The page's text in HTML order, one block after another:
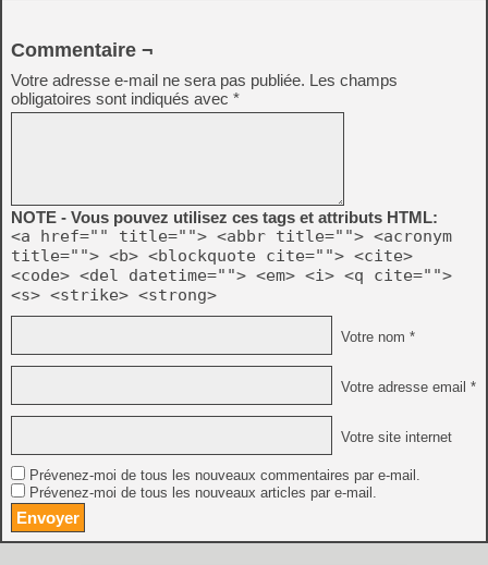
Commentaire ¬
Votre adresse e-mail ne sera pas publiée. Les champs
obligatoires sont indiqués avec *
NOTE - Vous pouvez utilisez ces tags et attributs HTML:
<a href="" title=""> <abbr title=""> <acronym
title=""> <b> <blockquote cite=""> <cite>
<code> <del datetime=""> <em> <i> <q cite="">
<s> <strike> <strong>
Votre nom *
Votre adresse email *
Votre site internet
Prévenez-moi de tous les nouveaux commentaires par e-mail.
Prévenez-moi de tous les nouveaux articles par e-mail.